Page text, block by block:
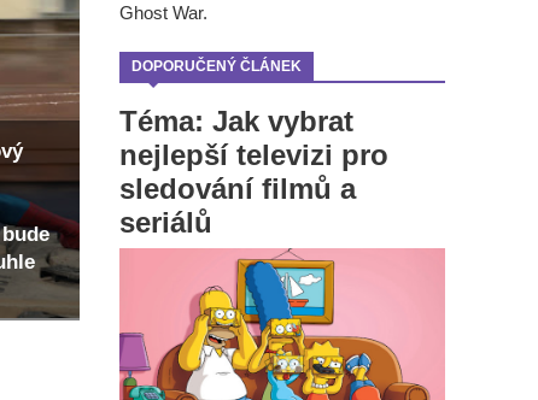
Ghost War.
DOPORUČENÝ ČLÁNEK
Téma: Jak vybrat
nejlepší televizi pro
sledování filmů a
seriálů